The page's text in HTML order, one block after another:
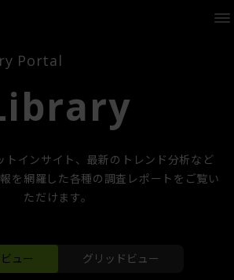
Portal
トインサイト、最新のトレンド分析など
を網羅した各種の調査レポートをご覧い
ただけます。
表示オプション
ュー グリッドビュー